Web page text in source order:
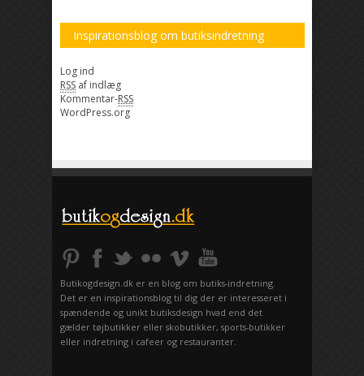
Inspirationsblog om butiksindretning
Log ind
RSS af indlæg
Kommentar-RSS
WordPress.org
Butikogdesign.dk er en blog om butiks-indretning.
Det er en inspirationsblog til dig der er interesseret i
spændende og unikt butiksdesign hvad end det
gælder tøjbutikker eller skobutikker, sports-butikker
eller indretning i cafeer og restauranter.